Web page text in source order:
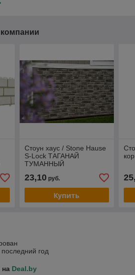
Стоун хаус / Stone Hause
S-Lock ТАГАНАЙ
ТУМАННЫЙ
23,10руб.
Купить
год
на Deal.by